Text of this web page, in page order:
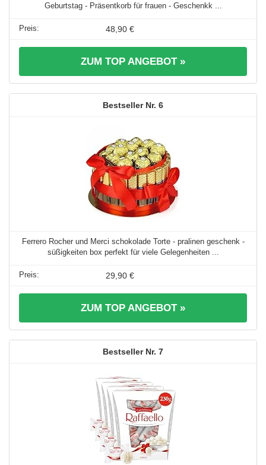
Geburtstag - Präsentkorb für frauen - Geschenkk ...
48,90 €
ZUM TOP ANGEBOT »
6
Ferrero Rocher und Merci schokolade Torte - pralinen geschenk -
süßigkeiten box perfekt für viele Gelegenheiten ...
29,90 €
ZUM TOP ANGEBOT »
7